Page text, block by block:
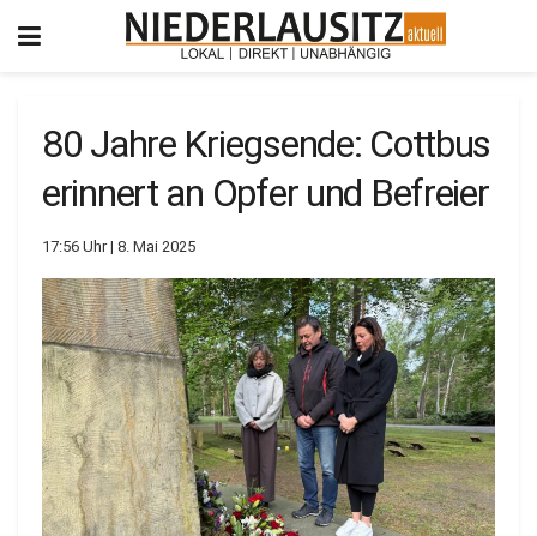
80 Jahre Kriegsende: Cottbus
erinnert an Opfer und Befreier
17:56 Uhr | 8. Mai 2025